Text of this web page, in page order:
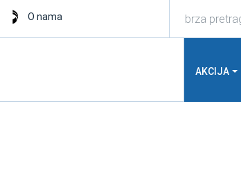
O nama
AKCIJA